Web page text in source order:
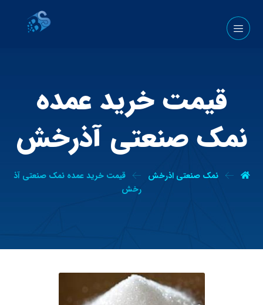
قیمت خرید عمده
نمک صنعتی آذرخش
نمک صنعتی اذرخش
قیمت خرید عمده نمک صنعتی آذ
رخش